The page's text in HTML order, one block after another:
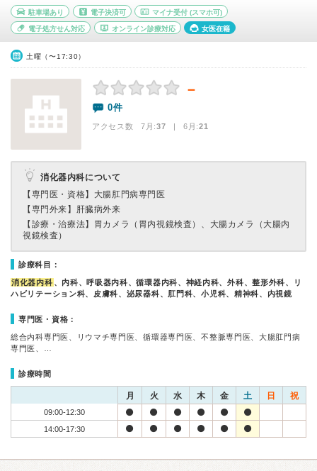
駐車場あり 電子決済可 マイナ受付 (スマホ可)
電子処方せん対応 オンライン診療対応 女医在籍
土曜（〜17:30）
－
0件
アクセス数 7月:37 | 6月:21
消化器内科について
【専門医・資格】 大腸肛門病専門医
【専門外来】 肝臓病外来
【診療・治療法】 胃カメラ（胃内視鏡検査）、大腸カメラ（大腸内
視鏡検査）
診療科目：
消化器内科 、内科、呼吸器内科、循環器内科、神経内科、外科、整形外科、リ
ハビリテーション科、皮膚科、泌尿器科、肛門科、小児科、精神科、内視鏡
専門医・資格：
総合内科専門医、リウマチ専門医、循環器専門医、不整脈専門医、大腸肛門病
専門医、…
診療時間
月 火 水 木 金 土 日 祝
09:00-12:30
14:00-17:30